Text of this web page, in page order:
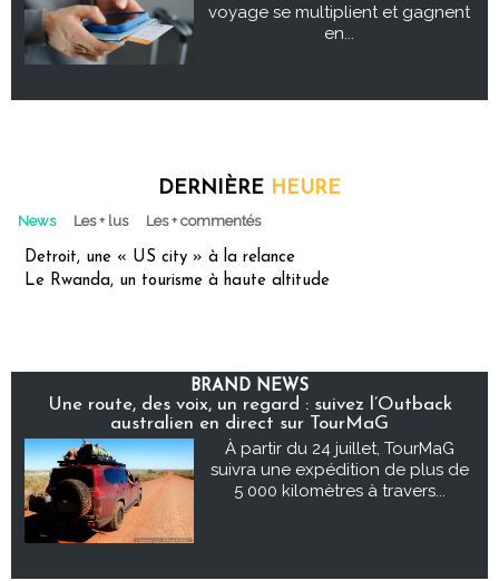
voyage se multiplient et gagnent
en...
DERNIÈRE HEURE
News Les + lus Les + commentés
Detroit, une « US city » à la relance
Le Rwanda, un tourisme à haute altitude
BRAND NEWS
Une route, des voix, un regard : suivez l’Outback
australien en direct sur TourMaG
À partir du 24 juillet, TourMaG
suivra une expédition de plus de
5 000 kilomètres à travers...